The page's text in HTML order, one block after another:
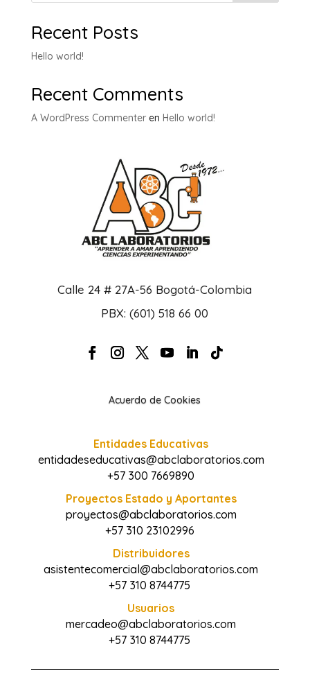
Recent Posts
Hello world!
Recent Comments
A WordPress Commenteren Hello world!
Calle 24 # 27A-56 Bogotá-Colombia
PBX: (601) 518 66 00
Acuerdo de Cookies
Entidades Educativas
entidadeseducativas@abclaboratorios.com
+57 300 7669890
Proyectos Estado y Aportantes
proyectos@abclaboratorios.com
+57 310 23102996
Distribuidores
asistentecomercial@abclaboratorios.com
+57 310 8744775
Usuarios
mercadeo@abclaboratorios.com
+57 310 8744775